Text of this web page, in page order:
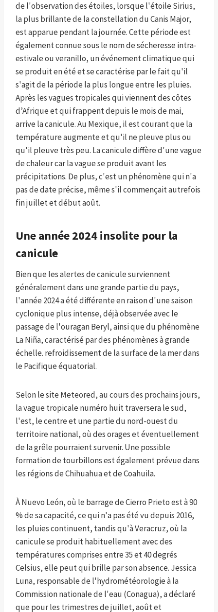
de l'observation des étoiles, lorsque l'étoile Sirius,
la plus brillante de la constellation du Canis Major,
est apparue pendant la journée. Cette période est
également connue sous le nom de sécheresse intra-
estivale ou veranillo, un événement climatique qui
se produit en été et se caractérise par le fait qu'il
s'agit de la période la plus longue entre les pluies.
Après les vagues tropicales qui viennent des côtes
d’Afrique et qui frappent depuis le mois de mai,
arrive la canicule. Au Mexique, il est courant que la
température augmente et qu'il ne pleuve plus ou
qu'il pleuve très peu. La canicule diffère d'une vague
de chaleur car la vague se produit avant les
précipitations. De plus, c'est un phénomène qui n'a
pas de date précise, même s'il commençait autrefois
fin juillet et début août.
Une année 2024 insolite pour la
canicule
Bien que les alertes de canicule surviennent
généralement dans une grande partie du pays,
l'année 2024 a été différente en raison d'une saison
cyclonique plus intense, déjà observée avec le
passage de l'ouragan Beryl, ainsi que du phénomène
La Niña, caractérisé par des phénomènes à grande
échelle. refroidissement de la surface de la mer dans
le Pacifique équatorial.
Selon le site Meteored, au cours des prochains jours,
la vague tropicale numéro huit traversera le sud,
l'est, le centre et une partie du nord-ouest du
territoire national, où des orages et éventuellement
de la grêle pourraient survenir. Une possible
formation de tourbillons est également prévue dans
les régions de Chihuahua et de Coahuila.
À Nuevo León, où le barrage de Cierro Prieto est à 90
% de sa capacité, ce qui n'a pas été vu depuis 2016,
les pluies continuent, tandis qu'à Veracruz, où la
canicule se produit habituellement avec des
températures comprises entre 35 et 40 degrés
Celsius, elle peut qui brille par son absence. Jessica
Luna, responsable de l'hydrométéorologie à la
Commission nationale de l'eau (Conagua), a déclaré
que pour les trimestres de juillet, août et